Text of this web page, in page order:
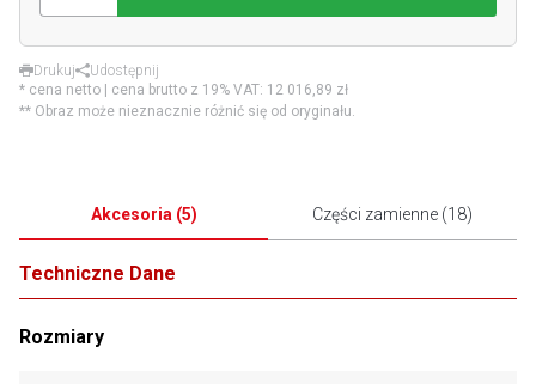
Drukuj
Udostępnij
* cena netto | cena brutto z 19% VAT: 12 016,89 zł
** Obraz może nieznacznie różnić się od oryginału.
Akcesoria (5) Części zamienne (18)
Techniczne Dane
Rozmiary